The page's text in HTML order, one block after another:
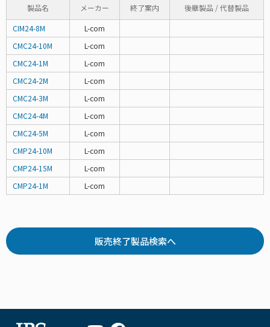
製品名 メーカー 終了案内
後継製品 / 代替製品
CIM24-8M
L-com
CMC24-10M
L-com
CMC24-1M
L-com
CMC24-2M
L-com
CMC24-3M
L-com
CMC24-4M
L-com
CMC24-5M
L-com
CMP24-10M
L-com
CMP24-15M
L-com
CMP24-1M
L-com
販売終了製品検索へ